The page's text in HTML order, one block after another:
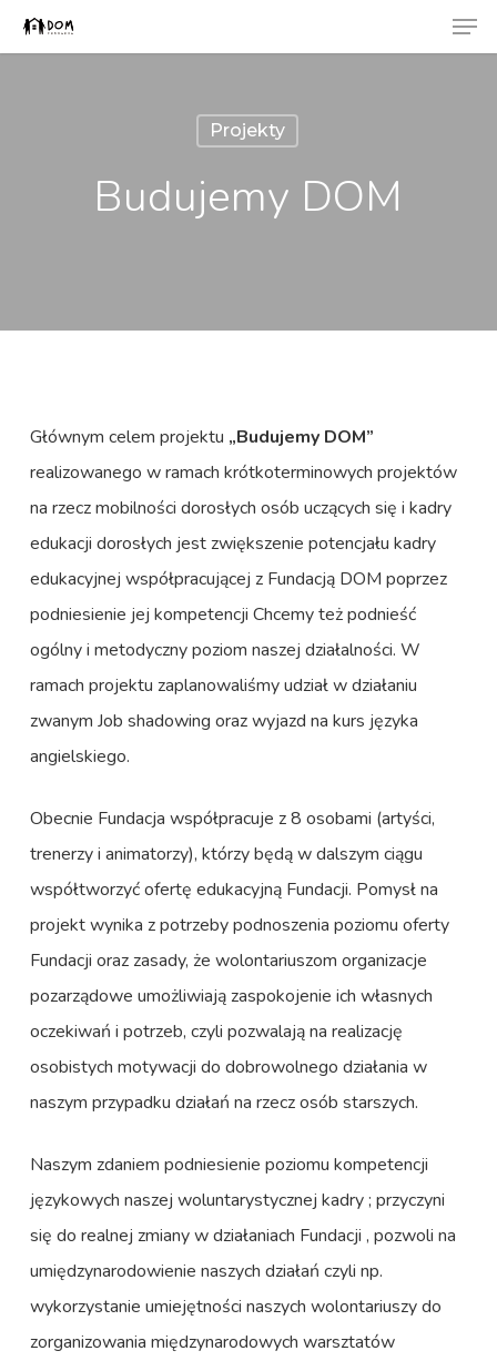
Skip
to
Projekty
Budujemy DOM
Głównym celem projektu „Budujemy DOM”
realizowanego w ramach krótkoterminowych projektów
na rzecz mobilności dorosłych osób uczących się i kadry
edukacji dorosłych jest zwiększenie potencjału kadry
edukacyjnej współpracującej z Fundacją DOM poprzez
podniesienie jej kompetencji Chcemy też podnieść
ogólny i metodyczny poziom naszej działalności. W
ramach projektu zaplanowaliśmy udział w działaniu
zwanym Job shadowing oraz wyjazd na kurs języka
angielskiego.
Obecnie Fundacja współpracuje z 8 osobami (artyści,
trenerzy i animatorzy), którzy będą w dalszym ciągu
współtworzyć ofertę edukacyjną Fundacji. Pomysł na
projekt wynika z potrzeby podnoszenia poziomu oferty
Fundacji oraz zasady, że wolontariuszom organizacje
pozarządowe umożliwiają zaspokojenie ich własnych
oczekiwań i potrzeb, czyli pozwalają na realizację
osobistych motywacji do dobrowolnego działania w
naszym przypadku działań na rzecz osób starszych.
Naszym zdaniem podniesienie poziomu kompetencji
językowych naszej woluntarystycznej kadry ; przyczyni
się do realnej zmiany w działaniach Fundacji , pozwoli na
umiędzynarodowienie naszych działań czyli np.
wykorzystanie umiejętności naszych wolontariuszy do
zorganizowania międzynarodowych warsztatów